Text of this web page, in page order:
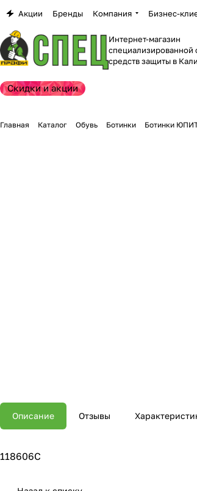
Акции Бренды Компания Бизнес-
Интернет-магазин
специализированной
средств защиты в
Скидки и акции
Главная Каталог Обувь Ботинки Ботинки
Описание Отзывы
118606С